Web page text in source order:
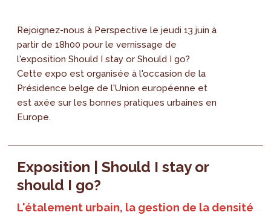
Rejoignez-nous à Perspective le jeudi 13 juin à
partir de 18h00 pour le vernissage de
l'exposition Should I stay or Should I go?
Cette expo est organisée à l'occasion de la
Présidence belge de l'Union européenne et
est axée sur les bonnes pratiques urbaines en
Europe.
Exposition | Should I stay or
should I go?
L'étalement urbain, la gestion de la densité